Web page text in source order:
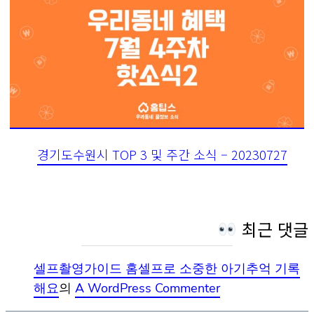
경기도수원시 TOP 3 및 주간 소식 – 20230727
최근 댓글
셀프촬영가이드 홈셀프로 소중한 아기추억 기록
해요의 A WordPress Commenter